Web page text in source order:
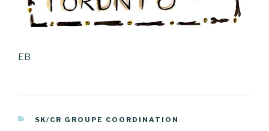
EB
CATÉGORIES
SK/CR GROUPE COORDINATION